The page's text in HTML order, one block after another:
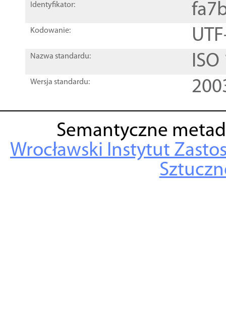
Identyfikator:
Kodowanie:
Nazwa standardu:
Wersja standardu:
Semantyczne
Wrocławski Instytut